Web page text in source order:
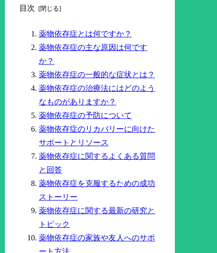
目次
薬物依存症とは何ですか？
薬物依存症の主な原因は何です
か？
薬物依存症の一般的な症状とは？
薬物依存症の治療法にはどのよう
なものがありますか？
薬物依存症の予防について
薬物依存症のリカバリーに向けた
サポートとリソース
薬物依存症に関するよくある質問
と回答
薬物依存症を克服するための成功
ストーリー
薬物依存症に関する最新の研究と
トピック
薬物依存症の家族や友人へのサポ